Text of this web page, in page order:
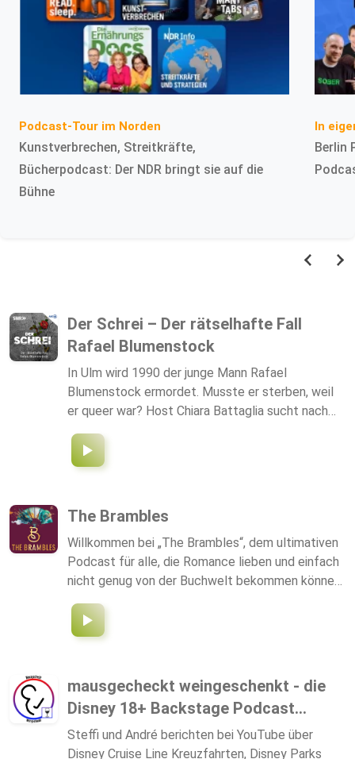
Der Schrei – Der rätselhafte Fall
Rafael Blumenstock
In Ulm wird 1990 der junge Mann Rafael
Blumenstock ermordet. Musste er sterben, weil
er queer war? Host Chiara Battaglia sucht nach
Antworten.
The Brambles
Willkommen bei „The Brambles“, dem ultimativen
Podcast für alle, die Romance lieben und einfach
nicht genug von der Buchwelt bekommen können!
Wir stellen vor: Natalja, Verlagsleiterin und
leidenschaftlicher Nerd mit einer unheilbaren
Lese-Obsession und Bookworm Phyllis, die
Branche. Die beiden sind das perfekte Team, um
dir als Branchen-Insiderinnen die nerdigsten News
und die deepesten Einblicke aus der
Verlagsbranche zu liefern. Mit viel Humor und
einer großen Portion Liebe für Bücher quatschen
mausgecheckt weingeschenkt - die
Disney 18+ Backstage Podcast...
Steffi und André berichten bei YouTube über
Disney Cruise Line Kreuzfahrten, Disney Parks
Podcast-Tour im Norden
Kunstverbrechen, Streitkräfte,
Bücherpodcast: Der NDR bringt sie auf die
Bühne
In
Berlin